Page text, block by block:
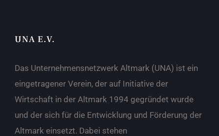
UNA E.V.
Das Unternehmensnetzwerk Altmark (UNA) ist ein
eingetragener Verein, der auf Initiative der
Wirtschaft in der Altmark 1994 gegründet wurde
und der sich für die Entwicklung und Förderung der
Altmark einsetzt. Dabei stehen